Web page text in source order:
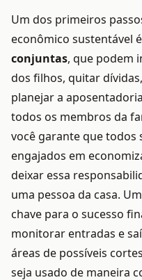
Um dos primeiros
econômico sustentável é
conjuntas, que podem
dos filhos, quitar
planejar a
todos os membros da
você garante que todos
engajados em
deixar essa
uma pessoa da casa. Um
chave para o sucesso
monitorar entradas e
áreas de possíveis
seja usado de maneira